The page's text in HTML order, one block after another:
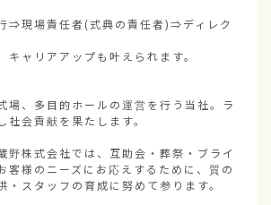
⇒現場責任者(式典の責任者)⇒ディレク
ャリアアップも叶えられます。
場、多目的ホールの運営を行う当社。ラ
社会貢献を果たします。
野株式会社では、互助会・葬祭・ブライ
客様のニーズにお応えするために、質の
・スタッフの育成に努めて参ります。